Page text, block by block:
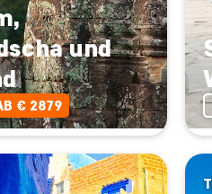
und
€ 2879